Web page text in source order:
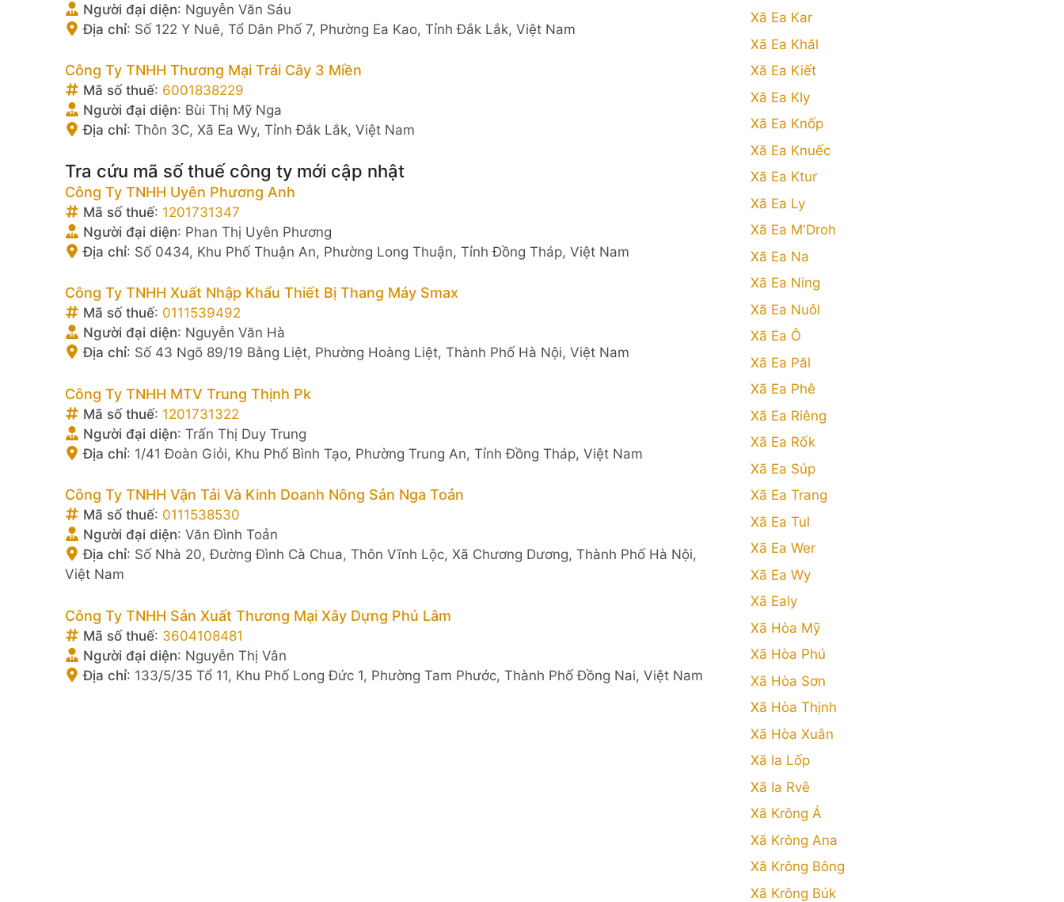
Người đại diện: Nguyễn Văn Sáu
Địa chỉ: Số 122 Y Nuê, Tổ Dân Phố 7, Phường Ea Kao, Tỉnh Đắk Lắk, Việt Nam
Công Ty TNHH Thương Mại Trái Cây 3 Miền
Mã số thuế: 6001838229
Người đại diện: Bùi Thị Mỹ Nga
Địa chỉ: Thôn 3C, Xã Ea Wy, Tỉnh Đắk Lắk, Việt Nam
Tra cứu mã số thuế công ty mới cập nhật
Công Ty TNHH Uyên Phương Anh
Mã số thuế: 1201731347
Người đại diện: Phan Thị Uyên Phương
Địa chỉ: Số 0434, Khu Phố Thuận An, Phường Long Thuận, Tỉnh Đồng Tháp, Việt Nam
Công Ty TNHH Xuất Nhập Khẩu Thiết Bị Thang Máy Smax
Mã số thuế: 0111539492
Người đại diện: Nguyễn Văn Hà
Địa chỉ: Số 43 Ngõ 89/19 Bằng Liệt, Phường Hoàng Liệt, Thành Phố Hà Nội, Việt Nam
Công Ty TNHH MTV Trung Thịnh Pk
Mã số thuế: 1201731322
Người đại diện: Trấn Thị Duy Trung
Địa chỉ: 1/41 Đoàn Giỏi, Khu Phố Bình Tạo, Phường Trung An, Tỉnh Đồng Tháp, Việt Nam
Công Ty TNHH Vận Tải Và Kinh Doanh Nông Sản Nga Toản
Mã số thuế: 0111538530
Người đại diện: Văn Đình Toản
Địa chỉ: Số Nhà 20, Đường Đình Cà Chua, Thôn Vĩnh Lộc, Xã Chương Dương, Thành Phố Hà Nội,
Việt Nam
Công Ty TNHH Sản Xuất Thương Mại Xây Dựng Phú Lâm
Mã số thuế: 3604108481
Người đại diện: Nguyễn Thị Vân
Địa chỉ: 133/5/35 Tổ 11, Khu Phố Long Đức 1, Phường Tam Phước, Thành Phố Đồng Nai, Việt Nam
Xã Ea Kar
Xã Ea Khăl
Xã Ea Kiết
Xã Ea Kly
Xã Ea Knốp
Xã Ea Knuếc
Xã Ea Ktur
Xã Ea Ly
Xã Ea M'Droh
Xã Ea Na
Xã Ea Ning
Xã Ea Nuôl
Xã Ea Ô
Xã Ea Păl
Xã Ea Phê
Xã Ea Riêng
Xã Ea Rốk
Xã Ea Súp
Xã Ea Trang
Xã Ea Tul
Xã Ea Wer
Xã Ea Wy
Xã Ealy
Xã Hòa Mỹ
Xã Hòa Phú
Xã Hòa Sơn
Xã Hòa Thịnh
Xã Hòa Xuân
Xã Ia Lốp
Xã Ia Rvê
Xã Krông Á
Xã Krông Ana
Xã Krông Bông
Xã Krông Búk